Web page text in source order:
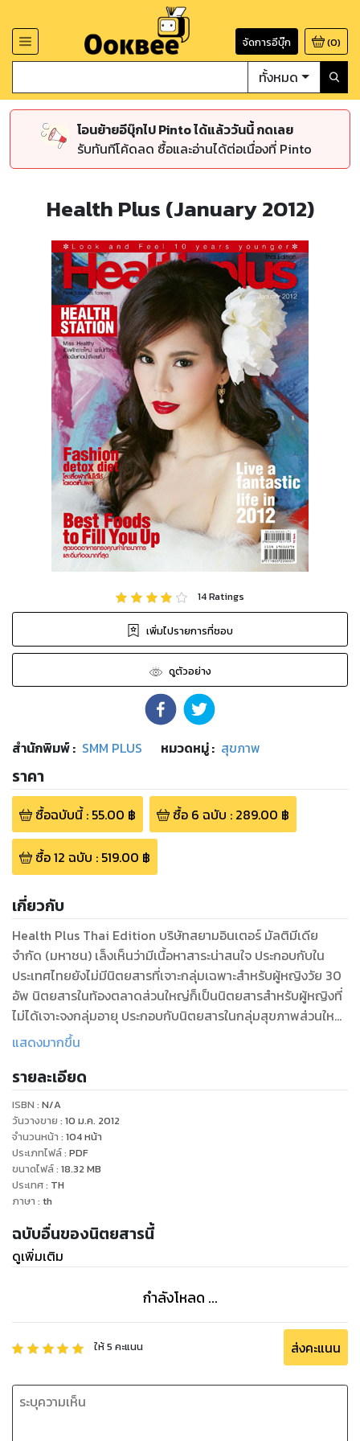
จัดการอีบุ๊ก (0)
ทั้งหมด
โอนย้ายอีบุ๊กไป Pinto ได้แล้ววันนี้ กดเลย
รับทันทีโค้ดลด ซื้อและอ่านได้ต่อเนื่องที่ Pinto
Health Plus (January 2012)
14Ratings
เพิ่มไปรายการที่ชอบ
ดูตัวอย่าง
สำนักพิมพ์: SMM PLUS หมวดหมู่: สุขภาพ
ราคา
ซื้อฉบับนี้: 55.00 ฿ ซื้อ 6 ฉบับ : 289.00 ฿
ซื้อ12 ฉบับ : 519.00 ฿
เกี่ยวกับ
Health Plus Thai Edition บริษัทสยามอินเตอร์ มัลติมีเดีย
จำกัด (มหาชน) เล็งเห็นว่ามีเนื้อหาสาระน่าสนใจ ประกอบกับใน
ประเทศไทยยังไม่มีนิตยสารที่เจาะกลุ่มเฉพาะสำหรับผู้หญิงวัย 30
อัพ นิตยสารในท้องตลาดส่วนใหญ่ก็เป็นนิตยสารสำหรับผู้หญิงที่
ไม่ได้เจาะจงกลุ่มอายุ ประกอบกับนิตยสารในกลุ่มสุขภาพส่วนใหญ่
จะยังเน้นในเรื่องของสุขภาพที่ค่อนข้างเป็นวิชาการ แต่เรื่องที่
เสนอเรื่องราวของการดูแลตัวเองให้ดูดีอยู่เสมอไม่ว่าจะเป็นเรื่อง
ความสวย ความงาม เรื่องของอารมณ์ จิตใจ เพราะเราเชื่อว่า
สุขภาพที่ดีต้องเริ่มจากภายใน และเมื่อสุขภาพดีทั้งกายและใจแล้ว
ก็จะนำมาซึ่งความสุขที่แท้จริง
แสดงมากขึ้น
รายละเอียด
ISBN : N/A
วันวางขาย : 10 ม.ค. 2012
จำนวนหน้า : 104หน้า
ประเภทไฟล์: PDF
ขนาดไฟล์: 18.32 MB
ประเทศ: TH
ภาษา : th
ฉบับอื่นของนิตยสารนี้
ดูเพิ่มเติม
กำลังโหลด ...
ให้5 คะแนน ส่งคะแนน